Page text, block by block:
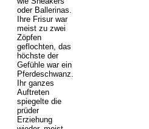
oder Ballerinas.
Ihre Frisur war
meist zu zwei
Zöpfen
geflochten, das
höchste der
Gefühle war ein
Pferdeschwanz.
Ihr ganzes
Auftreten
spiegelte die
prüder
Erziehung